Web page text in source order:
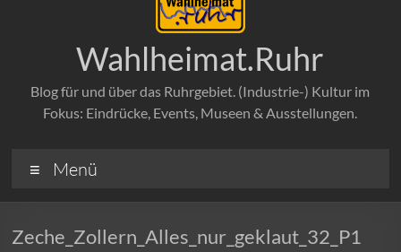
Wahlheimat.Ruhr
Blog für und über das Ruhrgebiet. (Industrie-) Kultur im
Fokus: Eindrücke, Events, Museen & Ausstellungen.
Menü
Zeche_Zollern_Alles_nur_geklaut_32_P1